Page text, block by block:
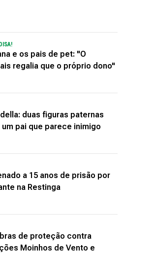
e os pais de pet: "O
regalia que o próprio dono"
duas figuras paternas
pai que parece inimigo
a 15 anos de prisão por
na Restinga
de proteção contra
Moinhos de Vento e